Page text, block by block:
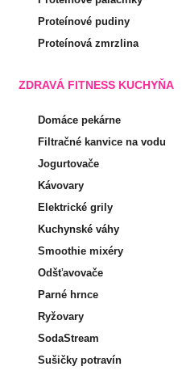
Proteínové pudiny
Proteínová zmrzlina
ZDRAVÁ FITNESS KUCHYŇA
Domáce pekárne
Filtračné kanvice na vodu
Jogurtovače
Kávovary
Elektrické grily
Kuchynské váhy
Smoothie mixéry
Odšťavovače
Parné hrnce
Ryžovary
SodaStream
Sušičky potravín